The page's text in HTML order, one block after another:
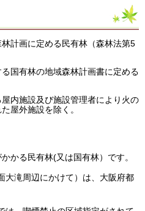
計画に定める民有林（森林法第5
国有林の地域森林計画書に定める
内施設及び施設管理者により火の
屋外施設を除く。
かる民有林(又は国有林）です。
滝周辺にかけて）は、大阪府都